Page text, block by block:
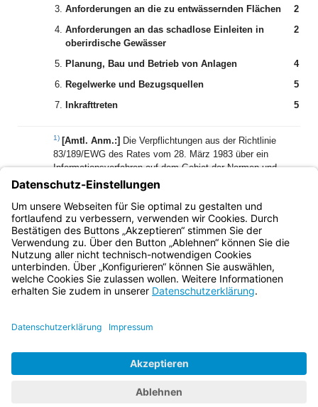
3. Anforderungen an die zu entwässernden Flächen
2
4. Anforderungen an das schadlose Einleiten in
oberirdische Gewässer
2
5. Planung, Bau und Betrieb von Anlagen
4
6. Regelwerke und Bezugsquellen
5
7. Inkrafttreten 5
1) [Amtl. Anm.:] Die Verpflichtungen aus der Richtlinie
83/189/EWG des Rates vom 28. März 1983 über ein
Informationsverfahren auf dem Gebiet der Normen und
technischen Vorschriften (ABl L 109 S. 8), zuletzt geändert
durch die Richtlinie 94/10/EG des Europäischen Parlaments
und des Rates vom 23. März 1994 (ABl L 100 S. 30), sind
beachtet worden.
Bayern.de
BayernPortal
Impressum